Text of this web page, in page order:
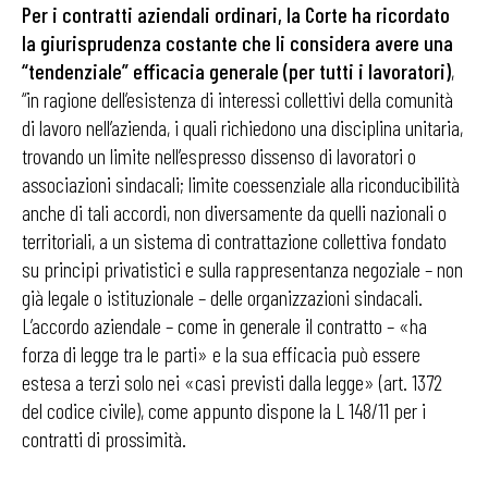
Per i contratti aziendali ordinari, la Corte ha ricordato
la giurisprudenza costante che li considera avere una
“tendenziale” efficacia generale (per tutti i lavoratori),
“in ragione dell’esistenza di interessi collettivi della comunità
di lavoro nell’azienda, i quali richiedono una disciplina unitaria,
trovando un limite nell’espresso dissenso di lavoratori o
associazioni sindacali; limite coessenziale alla riconducibilità
anche di tali accordi, non diversamente da quelli nazionali o
territoriali, a un sistema di contrattazione collettiva fondato
su principi privatistici e sulla rappresentanza negoziale – non
già legale o istituzionale – delle organizzazioni sindacali.
L’accordo aziendale – come in generale il contratto – «ha
forza di legge tra le parti» e la sua efficacia può essere
estesa a terzi solo nei «casi previsti dalla legge» (art. 1372
del codice civile), come appunto dispone la L 148/11 per i
contratti di prossimità.